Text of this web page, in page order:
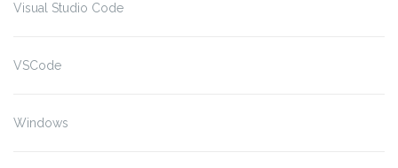
Visual Studio Code
VSCode
Windows